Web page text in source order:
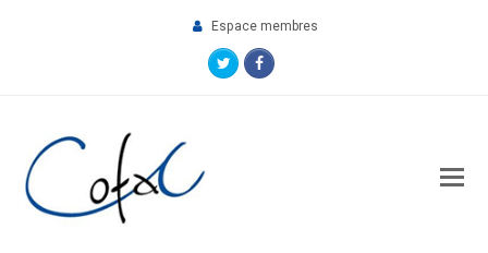
Espace membres
TwitterFacebook